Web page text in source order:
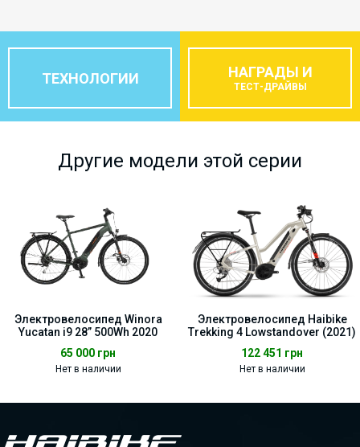
ТЕХНОЛОГИИ НАГРАДЫ И
ТЕСТ-ДРАЙВЫ
Другие модели этой серии
Электровелосипед Winora
Yucatan i9 28” 500Wh 2020
65 000 грн
Нет в наличии
Электровелосипед Haibike
Trekking 4 Lowstandover (2021)
122 451 грн
Нет в наличии